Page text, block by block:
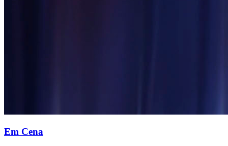
Em Cena